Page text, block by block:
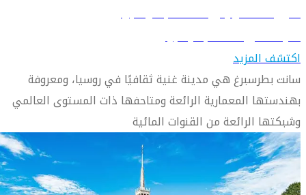
دليل السفر إلى سانت بطرسبرغ
تعرّف على سانت بطرسبرغ
اكتشف المزيد
سانت بطرسبرغ هي مدينة غنية ثقافيًا في روسيا، ومعروفة
بهندستها المعمارية الرائعة ومتاحفها ذات المستوى العالمي
وشبكتها الرائعة من القنوات المائية